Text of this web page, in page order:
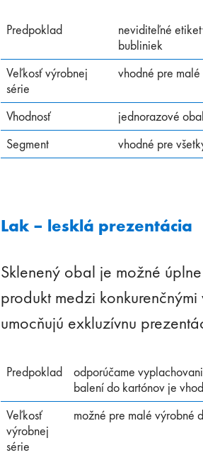
Predpoklad
neviditeľné
bubliniek
Veľkosť výrobnej
série
vhodné pre
Vhodnosť
jednorazové
Segment
vhodné pre
Lak – lesklá prezentácia
Sklenený obal je možné
produkt medzi
umocňujú exkluzívnu
Predpoklad
odporúčame
balení do kartónov je
Veľkosť
výrobnej
série
možné pre malé výrobné